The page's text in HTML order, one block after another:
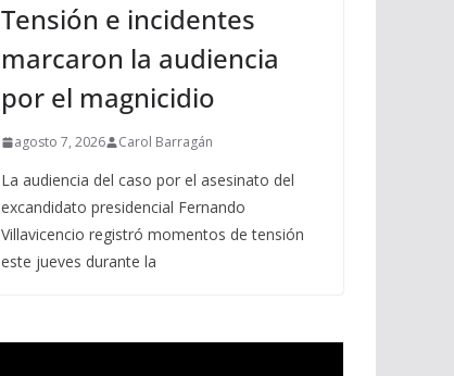
Tensión e incidentes
marcaron la audiencia
por el magnicidio
agosto 7, 2026 Carol Barragán
La audiencia del caso por el asesinato del
excandidato presidencial Fernando
Villavicencio registró momentos de tensión
este jueves durante la